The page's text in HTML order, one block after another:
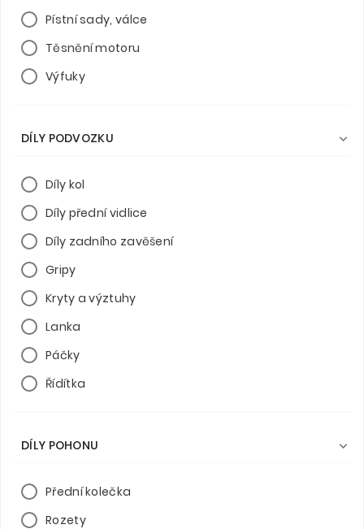
Pístní sady, válce
Těsnění motoru
Výfuky
DÍLY PODVOZKU 
Díly kol
Díly přední vidlice
Díly zadního zavěšení
Gripy
Kryty a výztuhy
Lanka
Páčky
Řídítka
DÍLY POHONU 
Přední kolečka
Rozety